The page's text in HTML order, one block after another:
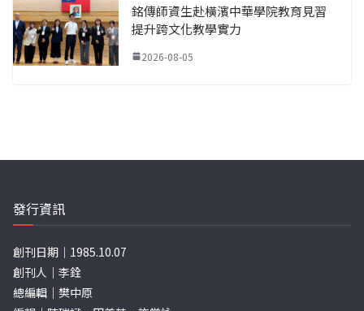
銘傳師資生赴橫濱中華學院教育見習
提升跨文化教學實力
2026-08-05
發行資訊
創刊日期｜1985.10.07
創刊人｜李銓
總編輯｜樊中原